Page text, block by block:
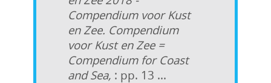
Compendium voor Kust
en Zee. Compendium
voor Kust en Zee =
Compendium for Coast
and Sea, : pp. 13 ...